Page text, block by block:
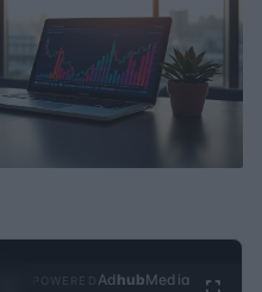
Ad hubMedia